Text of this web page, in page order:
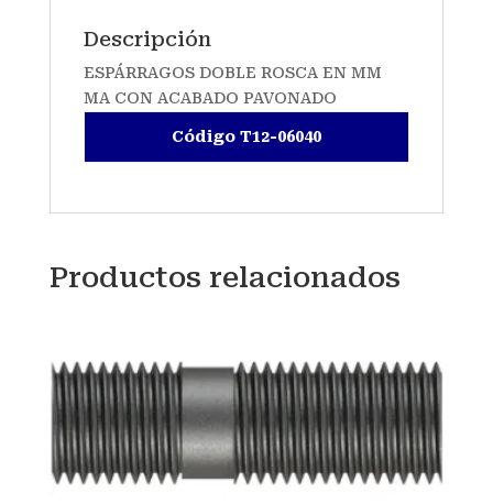
Descripción
ESPÁRRAGOS DOBLE ROSCA EN MM
MA CON ACABADO PAVONADO
Código T12-06040
Productos relacionados